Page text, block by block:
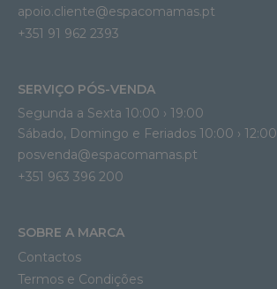
apoio.cliente@espacomamas.pt
+351 91 962 2393
SERVIÇO PÓS-VENDA
Segunda a Sexta 10:00 › 19:00
Sábado, Domingo e Feriados 10:00 › 12:00
posvenda@espacomamas.pt
+351 963 396 200
SOBRE A MARCA
Contactos
Termos e Condições